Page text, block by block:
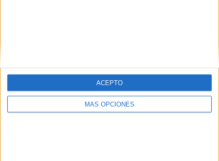
MÁS OPCIONES
ACEPTO
SIGUE NUESTROS TABLEROS EN